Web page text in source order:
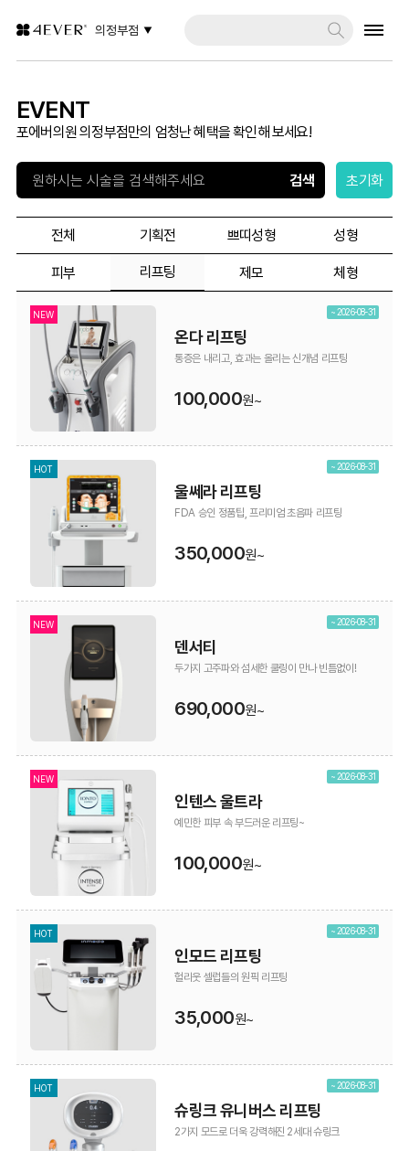
의정부점
EVENT
포에버의원 의정부점만의 엄청난 혜택을 확인해 보세요!
초기화
전체 기획전 쁘띠성형 성형
피부 리프팅 제모 체형
NEW
온다 리프팅
통증은 내리고, 효과는 올리는 신개념 리프팅
~ 2026-08-31
100,000원~
HOT
울쎄라 리프팅
FDA 승인 정품팁, 프리미엄 초음파 리프팅
~ 2026-08-31
350,000원~
NEW
덴서티
두가지 고주파와 섬세한 쿨링이 만나 빈틈없이!
~ 2026-08-31
690,000원~
NEW
인텐스 울트라
예민한 피부 속 부드러운 리프팅~
~ 2026-08-31
100,000원~
HOT
인모드 리프팅
헐리웃 셀럽들의 원픽 리프팅
~ 2026-08-31
35,000원~
HOT
슈링크 유니버스 리프팅
2가지 모드로 더욱 강력해진 2세대 슈링크
~ 2026-08-31